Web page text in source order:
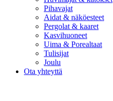
Pihavajat
Aidat & näköesteet
Pergolat & kaaret
Kasvihuoneet
Uima & Porealtaat
Tulisijat
Joulu
Ota yhteyttä